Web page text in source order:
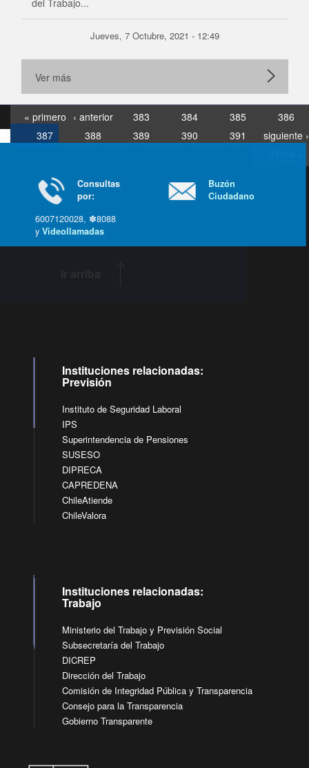
del Trabajo...
Jueves, 7 Octubre, 2021 - 12:49
Ver más
« primero ‹ anterior 383 384 385
386
387
388 389 390 391
siguiente ›
Consultas
por:
6007120028, ✽8088
yVideollamadas
Buzón
Ciudadano
Instituciones relacionadas:
Previsión
Instituto de Seguridad Laboral
IPS
Superintendencia de Pensiones
SUSESO
DIPRECA
CAPREDENA
ChileAtiende
ChileValora
Instituciones relacionadas:
Trabajo
Ministerio del Trabajo y Previsión Social
Subsecretaría del Trabajo
DICREP
Dirección del Trabajo
Comisión de Integridad Pública y Transparencia
Consejo para la Transparencia
Gobierno Transparente